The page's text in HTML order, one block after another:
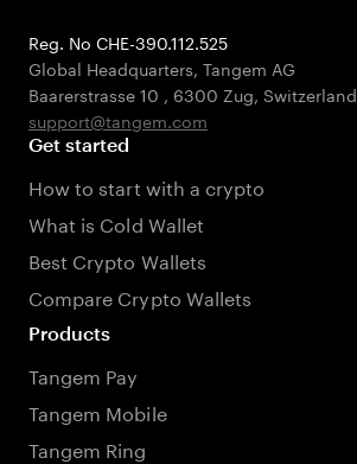
Reg. No CHE-390.112.525
Global Headquarters, Tangem AG
Baarerstrasse 10 , 6300 Zug, Switzerland
support@tangem.com
Get started
How to start with a crypto
What is Cold Wallet
Best Crypto Wallets
Compare Crypto Wallets
Products
Tangem Pay
Tangem Mobile
Tangem Ring